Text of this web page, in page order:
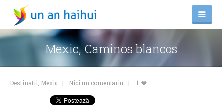
Mexic, Caminos blancos
Destinatii Mexic Nici un comentariu 1